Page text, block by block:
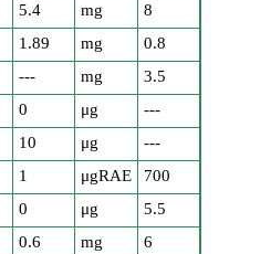
5.4 mg
8
1.89 mg
0.8
--- mg
3.5
0 μg
---
10 μg
---
1 μgRAE
700
0 μg
5.5
0.6 mg
6